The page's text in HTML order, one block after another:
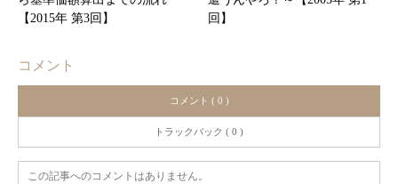
【2015年 第3回】
回】
コメント
コメント ( 0 )
トラックバック ( 0 )
この記事へのコメントはありません。